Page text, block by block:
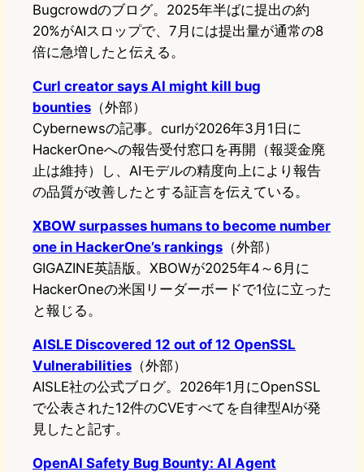
Bugcrowdのブログ。2025年半ばに提出の約
20%がAIスロップで、7月には提出量が通常の8
倍に急増したと伝える。
Curl creator says AI might kill bug
bounties （外部）
Cybernewsの記事。curlが2026年3月1日に
HackerOneへの報告受付窓口を再開（報奨金廃
止は維持）し、AIモデルの精度向上により報告
の品質が改善したとする証言を伝えている。
XBOW surpasses humans to become number
one in HackerOne’s rankings （外部）
GIGAZINE英語版。XBOWが2025年4～6月に
HackerOneの米国リーダーボードで1位に立った
と報じる。
AISLE Discovered 12 out of 12 OpenSSL
Vulnerabilities （外部）
AISLE社の公式ブログ。2026年1月にOpenSSL
で公表された12件のCVEすべてを自律型AIが発
見したと記す。
OpenAI Safety Bug Bounty: AI Agent